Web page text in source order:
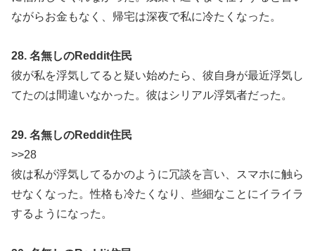
ながらお金もなく、帰宅は深夜で私に冷たくなった。
28. 名無しのReddit住民
彼が私を浮気してると疑い始めたら、彼自身が最近浮気し
てたのは間違いなかった。彼はシリアル浮気者だった。
29. 名無しのReddit住民
>>28
彼は私が浮気してるかのように冗談を言い、スマホに触ら
せなくなった。性格も冷たくなり、些細なことにイライラ
するようになった。